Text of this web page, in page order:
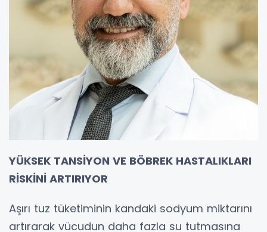
YÜKSEK TANSİYON VE BÖBREK HASTALIKLARI
RİSKİNİ ARTIRIYOR
Aşırı tuz tüketiminin kandaki sodyum miktarını
artırarak vücudun daha fazla su tutmasına